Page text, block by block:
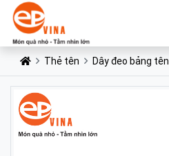
Thẻ tên Dây đeo bảng tên